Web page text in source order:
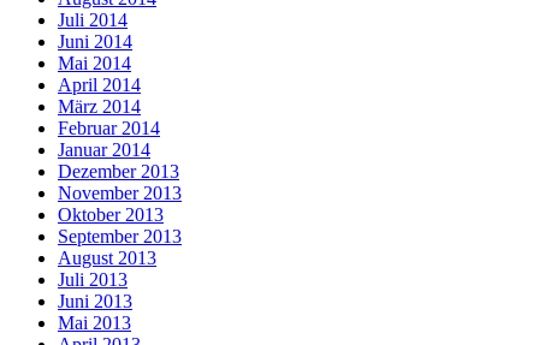
Juli 2014
Juni 2014
Mai 2014
April 2014
März 2014
Februar 2014
Januar 2014
Dezember 2013
November 2013
Oktober 2013
September 2013
August 2013
Juli 2013
Juni 2013
Mai 2013